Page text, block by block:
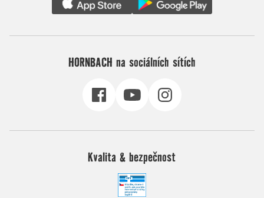
HORNBACH na sociálních sítích
Kvalita & bezpečnost